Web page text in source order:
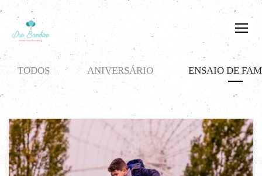
TODOS ANIVERSÁRIO ENSAIO DE